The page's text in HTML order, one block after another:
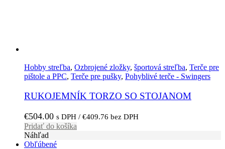
Hobby streľba, Ozbrojené zložky, športová streľba, Terče pre
pištole a PPC, Terče pre pušky, Pohyblivé terče - Swingers
RUKOJEMNÍK TORZO SO STOJANOM
€504.00 s DPH / €409.76 bez DPH
Pridať do košíka
Náhľad
Obľúbené